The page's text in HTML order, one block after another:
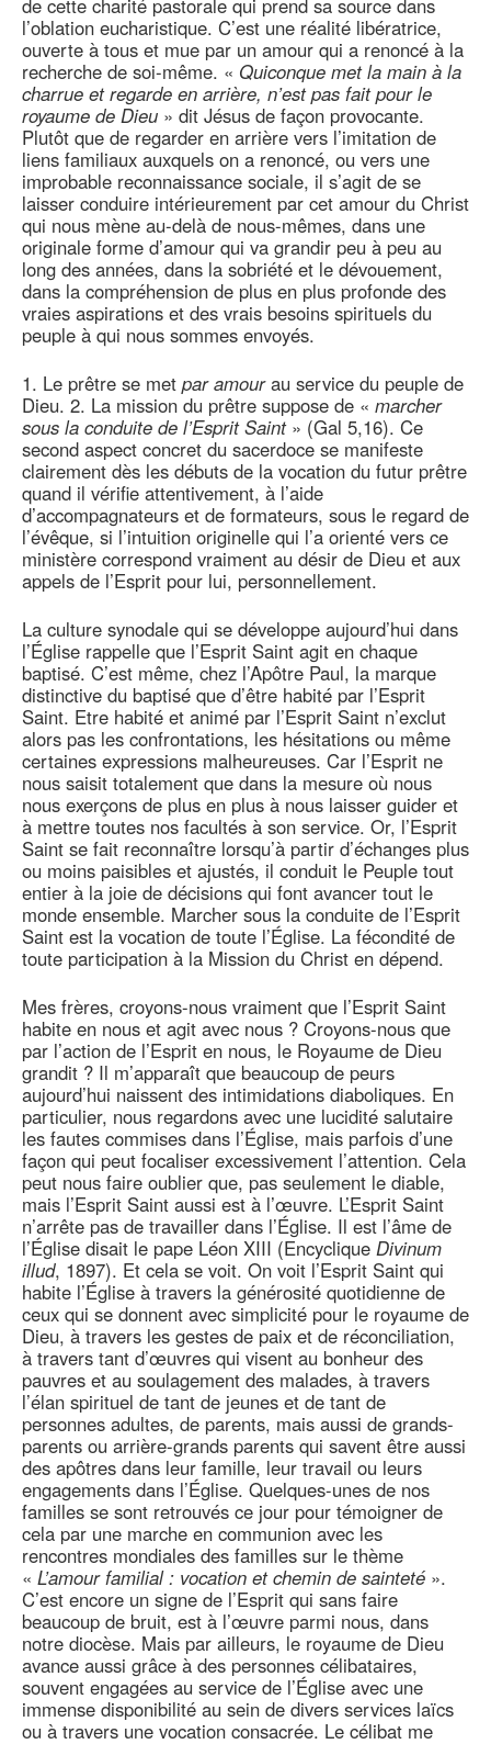
de cette charité pastorale qui prend sa source dans
l’oblation eucharistique. C’est une réalité libératrice,
ouverte à tous et mue par un amour qui a renoncé à la
recherche de soi-même. « Quiconque met la main à la
charrue et regarde en arrière, n’est pas fait pour le
royaume de Dieu » dit Jésus de façon provocante.
Plutôt que de regarder en arrière vers l’imitation de
liens familiaux auxquels on a renoncé, ou vers une
improbable reconnaissance sociale, il s’agit de se
laisser conduire intérieurement par cet amour du Christ
qui nous mène au-delà de nous-mêmes, dans une
originale forme d’amour qui va grandir peu à peu au
long des années, dans la sobriété et le dévouement,
dans la compréhension de plus en plus profonde des
vraies aspirations et des vrais besoins spirituels du
peuple à qui nous sommes envoyés.
1. Le prêtre se met par amourau service du peuple de
Dieu. 2. La mission du prêtre suppose de « marcher
sous la conduite de l’Esprit Saint» (Gal 5,16). Ce
second aspect concret du sacerdoce se manifeste
clairement dès les débuts de la vocation du futur prêtre
quand il vérifie attentivement, à l’aide
d’accompagnateurs et de formateurs, sous le regard de
l’évêque, si l’intuition originelle qui l’a orienté vers ce
ministère correspond vraiment au désir de Dieu et aux
appels de l’Esprit pour lui, personnellement.
La culture synodale qui se développe aujourd’hui dans
l’Église rappelle que l’Esprit Saint agit en chaque
baptisé. C’est même, chez l’Apôtre Paul, la marque
distinctive du baptisé que d’être habité par l’Esprit
Saint. Etre habité et animé par l’Esprit Saint n’exclut
alors pas les confrontations, les hésitations ou même
certaines expressions malheureuses. Car l’Esprit ne
nous saisit totalement que dans la mesure où nous
nous exerçons de plus en plus à nous laisser guider et
à mettre toutes nos facultés à son service. Or, l’Esprit
Saint se fait reconnaître lorsqu’à partir d’échanges plus
ou moins paisibles et ajustés, il conduit le Peuple tout
entier à la joie de décisions qui font avancer tout le
monde ensemble. Marcher sous la conduite de l’Esprit
Saint est la vocation de toute l’Église. La fécondité de
toute participation à la Mission du Christ en dépend.
Mes frères, croyons-nous vraiment que l’Esprit Saint
habite en nous et agit avec nous ? Croyons-nous que
par l’action de l’Esprit en nous, le Royaume de Dieu
grandit ? Il m’apparaît que beaucoup de peurs
aujourd’hui naissent des intimidations diaboliques. En
particulier, nous regardons avec une lucidité salutaire
les fautes commises dans l’Église, mais parfois d’une
façon qui peut focaliser excessivement l’attention. Cela
peut nous faire oublier que, pas seulement le diable,
mais l’Esprit Saint aussi est à l’œuvre. L’Esprit Saint
n’arrête pas de travailler dans l’Église. Il est l’âme de
l’Église disait le pape Léon XIII (Encyclique Divinum
illud, 1897). Et cela se voit. On voit l’Esprit Saint qui
habite l’Église à travers la générosité quotidienne de
ceux qui se donnent avec simplicité pour le royaume de
Dieu, à travers les gestes de paix et de réconciliation,
à travers tant d’œuvres qui visent au bonheur des
pauvres et au soulagement des malades, à travers
l’élan spirituel de tant de jeunes et de tant de
personnes adultes, de parents, mais aussi de grands-
parents ou arrière-grands parents qui savent être aussi
des apôtres dans leur famille, leur travail ou leurs
engagements dans l’Église. Quelques-unes de nos
familles se sont retrouvés ce jour pour témoigner de
cela par une marche en communion avec les
rencontres mondiales des familles sur le thème
« L’amour familial : vocation et chemin de sainteté ».
C’est encore un signe de l’Esprit qui sans faire
beaucoup de bruit, est à l’œuvre parmi nous, dans
notre diocèse. Mais par ailleurs, le royaume de Dieu
avance aussi grâce à des personnes célibataires,
souvent engagées au service de l’Église avec une
immense disponibilité au sein de divers services laïcs
ou à travers une vocation consacrée. Le célibat me